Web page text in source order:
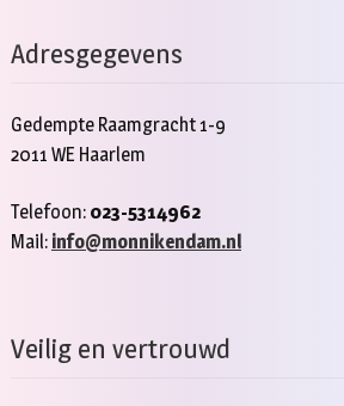
Adresgegevens
Gedempte Raamgracht 1-9
2011 WE Haarlem
Telefoon: 023-5314962
Mail: info@monnikendam.nl
Veilig en vertrouwd